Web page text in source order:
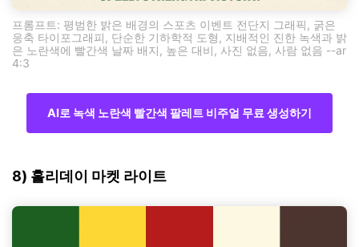
프롬프트: 평범한 밝은 배경의 스포츠 이벤트 전단지 그래픽, 굵은
응축 타이포그래피, 단순한 기하학적 도형, 지배적인 진한 녹색과 밝
은 노란색에 빨간색 날짜 배지, 높은 대비, 사진 없음, 사람 없음 --ar
4:3
AI로 녹색 노란색 빨간색 팔레트 비주얼 무료 생성하기
8) 홀리데이 마켓 라이트